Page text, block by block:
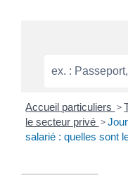
Accueil particuliers >
le secteur privé >
salarié : quelles sont